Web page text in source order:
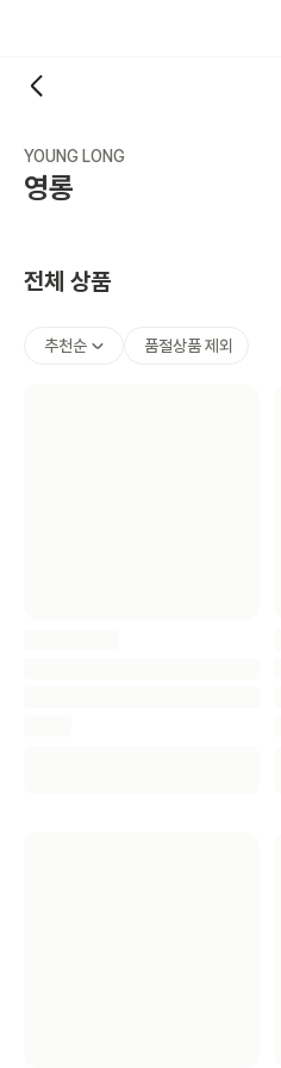
YOUNG LONG
영롱
전체 상품
추천순 품절상품 제외